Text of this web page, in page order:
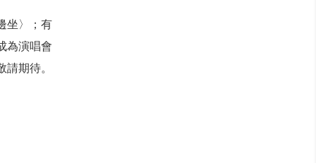
坐〉；有
為演唱會
期待。